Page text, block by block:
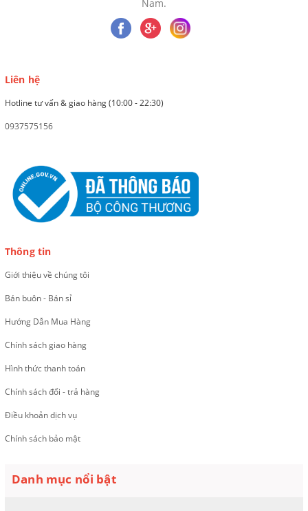
Nam.
Liên hệ
Hotline tư vấn & giao hàng (10:00 - 22:30)
0937575156
Thông tin
Giới thiệu về chúng tôi
Bán buôn - Bán sỉ
Hướng Dẫn Mua Hàng
Chính sách giao hàng
Hình thức thanh toán
Chính sách đổi - trả hàng
Điều khoản dịch vụ
Chính sách bảo mật
Danh mục nổi bật